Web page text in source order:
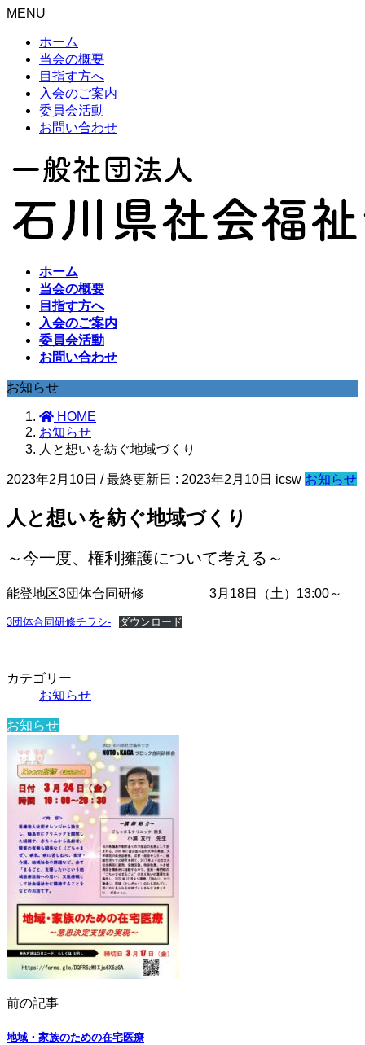
MENU
ホーム
当会の概要
目指す方へ
入会のご案内
委員会活動
お問い合わせ
ホーム
当会の概要
目指す方へ
入会のご案内
委員会活動
お問い合わせ
お知らせ
HOME
お知らせ
人と想いを紡ぐ地域づくり
2023年2月10日 / 最終更新日 : 2023年2月10日 icsw お知らせ
人と想いを紡ぐ地域づくり
～今一度、権利擁護について考える～
能登地区3団体合同研修 3月18日（土）13:00～
3団体合同研修チラシ- ダウンロード
カテゴリー
お知らせ
お知らせ
前の記事
地域・家族のための在宅医療